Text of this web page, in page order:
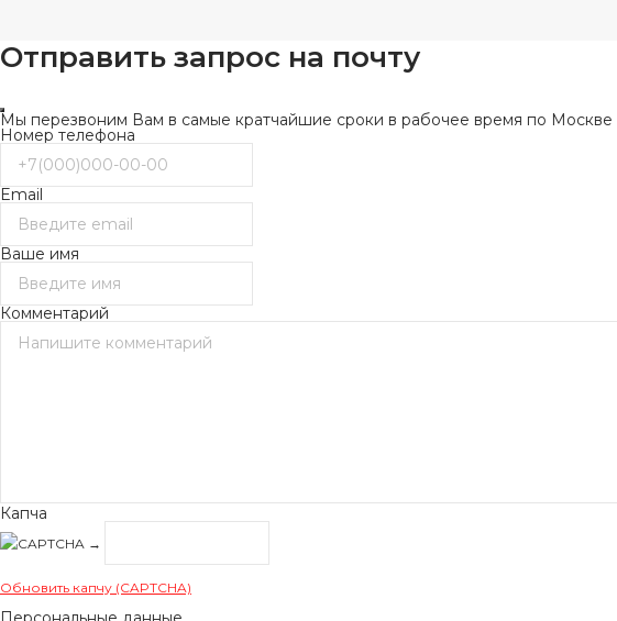
Отправить запрос на почту
Мы перезвоним Вам в самые кратчайшие сроки в рабочее время по Москве
Номер телефона
Email
Ваше имя
Комментарий
Капча
→
Обновить капчу (CAPTCHA)